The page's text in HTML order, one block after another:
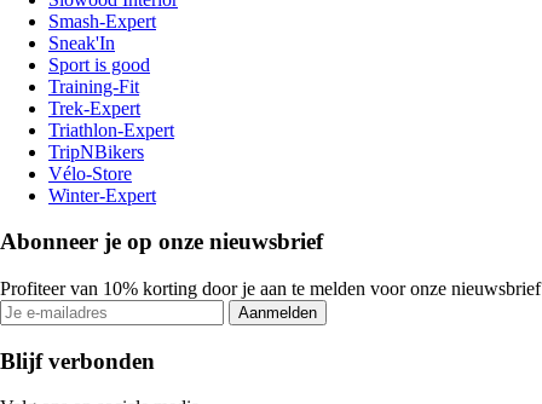
Smash-Expert
Sneak'In
Sport is good
Training-Fit
Trek-Expert
Triathlon-Expert
TripNBikers
Vélo-Store
Winter-Expert
Abonneer je op onze nieuwsbrief
Profiteer van 10% korting door je aan te melden voor onze nieuwsbrief
Aanmelden
Blijf verbonden